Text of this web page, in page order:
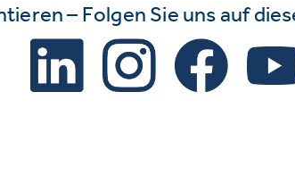
– Folgen Sie uns auf